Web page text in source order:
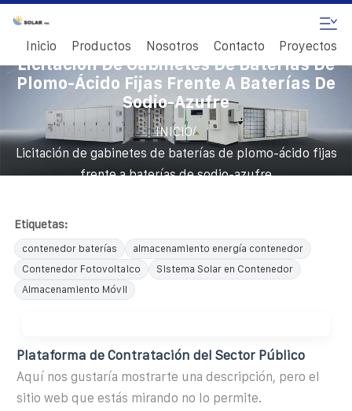
Inicio Productos Nosotros Contacto Proyectos
Licitación De Gabinetes De Baterías De
Plomo-Ácido Fijas Frente A Baterías De
Sodio-Azufre
INICIO/
Licitación de gabinetes de baterías de plomo-ácido fijas
frente a baterías de sodio-azufre
Etiquetas:
contenedor baterías
almacenamiento energía contenedor
Contenedor Fotovoltaico
Sistema Solar en Contenedor
Almacenamiento Móvil
Plataforma de Contratación del Sector Público
Aquí nos gustaría mostrarte una descripción, pero el
sitio web que estás mirando no lo permite.